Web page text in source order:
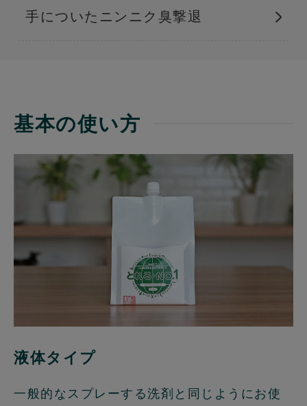
手についたニンニク臭撃退
基本の使い方
液体タイプ
一般的なスプレーする洗剤と同じようにお使